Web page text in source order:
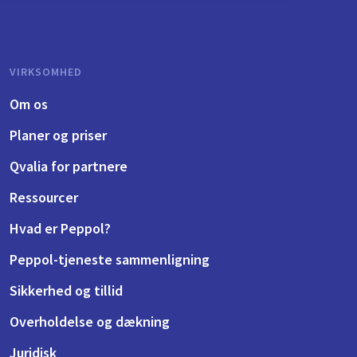
VIRKSOMHED
Om os
Planer og priser
Qvalia for partnere
Ressourcer
Hvad er Peppol?
Peppol-tjeneste sammenligning
Sikkerhed og tillid
Overholdelse og dækning
Juridisk